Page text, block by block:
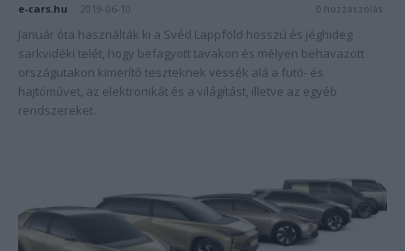
e-cars.hu 2019-06-10 0 hozzászólás
Január óta használták ki a Svéd Lappföld hosszú és jéghideg
sarkvidéki telét, hogy befagyott tavakon és mélyen behavazott
országutakon kimerítő teszteknek vessék alá a futó- és
hajtóművet, az elektronikát és a világítást, illetve az egyéb
rendszereket.